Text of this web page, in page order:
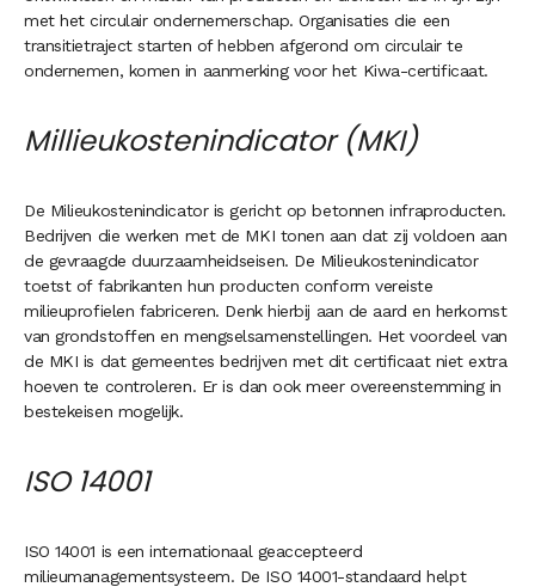
met het circulair ondernemerschap. Organisaties die een
transitietraject starten of hebben afgerond om circulair te
ondernemen, komen in aanmerking voor het Kiwa-certificaat.
Millieukostenindicator (MKI)
De Milieukostenindicator is gericht op betonnen infraproducten.
Bedrijven die werken met de MKI tonen aan dat zij voldoen aan
de gevraagde duurzaamheidseisen. De Milieukostenindicator
toetst of fabrikanten hun producten conform vereiste
milieuprofielen fabriceren. Denk hierbij aan de aard en herkomst
van grondstoffen en mengselsamenstellingen. Het voordeel van
de MKI is dat gemeentes bedrijven met dit certificaat niet extra
hoeven te controleren. Er is dan ook meer overeenstemming in
bestekeisen mogelijk.
ISO 14001
ISO 14001 is een internationaal geaccepteerd
milieumanagementsysteem. De ISO 14001-standaard helpt